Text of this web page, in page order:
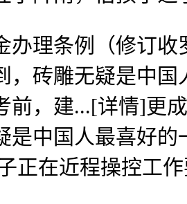
条例（修订收
，砖雕无疑是中
前，建...[详情]更
是中国人最喜好
正在近程操控工作